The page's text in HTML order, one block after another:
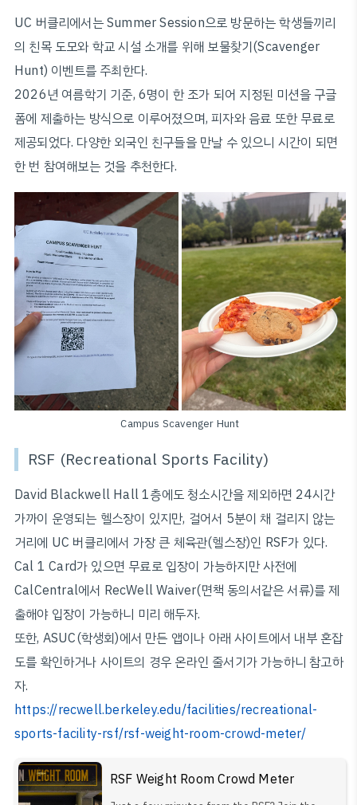
UC 버클리에서는 Summer Session으로 방문하는 학생들끼리
의 친목 도모와 학교 시설 소개를 위해 보물찾기(Scavenger
Hunt) 이벤트를 주최한다.
2026년 여름학기 기준, 6명이 한 조가 되어 지정된 미션을 구글
폼에 제출하는 방식으로 이루어졌으며, 피자와 음료 또한 무료로
제공되었다. 다양한 외국인 친구들을 만날 수 있으니 시간이 되면
한 번 참여해보는 것을 추천한다.
Campus Scavenger Hunt
RSF (Recreational Sports Facility)
David Blackwell Hall 1층에도 청소시간을 제외하면 24시간
가까이 운영되는 헬스장이 있지만, 걸어서 5분이 채 걸리지 않는
거리에 UC 버클리에서 가장 큰 체육관(헬스장)인 RSF가 있다.
Cal 1 Card가 있으면 무료로 입장이 가능하지만 사전에
CalCentral에서 RecWell Waiver(면책 동의서같은 서류)를 제
출해야 입장이 가능하니 미리 해두자.
또한, ASUC(학생회)에서 만든 앱이나 아래 사이트에서 내부 혼잡
도를 확인하거나 사이트의 경우 온라인 줄서기가 가능하니 참고하
자.
https://recwell.berkeley.edu/facilities/recreational-
sports-facility-rsf/rsf-weight-room-crowd-meter/
RSF Weight Room Crowd Meter